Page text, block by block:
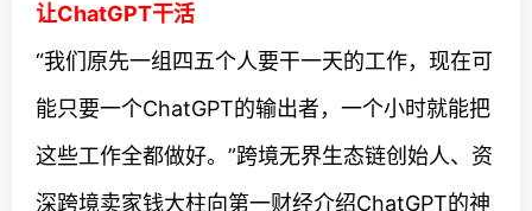
让ChatGPT干活
“我们原先一组四五个人要干一天的工作，现在可
能只要一个ChatGPT的输出者，一个小时就能把
这些工作全都做好。”跨境无界生态链创始人、资
深跨境卖家钱大柱向第一财经介绍ChatGPT的神